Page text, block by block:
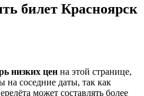
билет Красноярск
низких цен на этой странице,
на соседние даты, так как
может составлять более